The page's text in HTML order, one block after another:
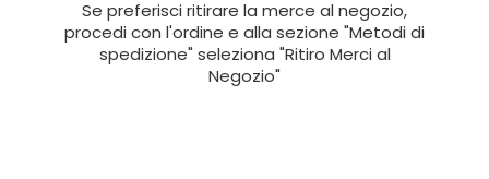
Se preferisci ritirare la merce al negozio,
procedi con l'ordine e alla sezione "Metodi di
spedizione" seleziona "Ritiro Merci al
Negozio"